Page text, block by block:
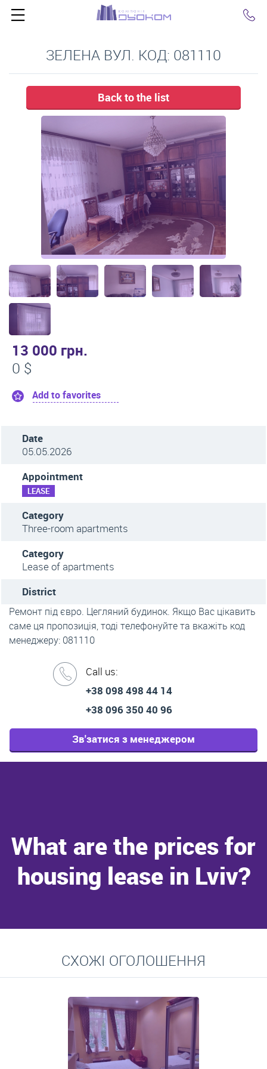
ЗЕЛЕНА ВУЛ. КОД: 081110
Back to the list
13 000 грн.
0 $
Add to favorites
Date
05.05.2026
Appointment
LEASE
Category
Three-room apartments
Category
Lease of apartments
District
Ремонт під євро. Цегляний будинок. Якщо Вас цікавить
саме ця пропозиція, тоді телефонуйте та вкажіть код
менеджеру: 081110
Call us:
+38 098 498 44 14
+38 096 350 40 96
Зв'затися з менеджером
What are the prices for
housing lease in Lviv?
Average prices for long-term lease of apartments, private
residences, rooms
СХОЖІ ОГОЛОШЕННЯ